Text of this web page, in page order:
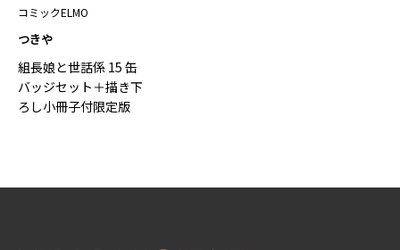
コミックELMO
つきや
組長娘と世話係 15 缶
バッジセット＋描き下
ろし小冊子付限定版